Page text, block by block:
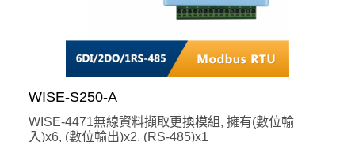
WISE-S250-A
WISE-4471無線資料擷取更換模組, 擁有(數位輸
入)x6, (數位輸出)x2, (RS-485)x1